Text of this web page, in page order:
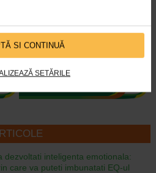
SI CONTINUĂ
SETĂRILE
6
Gatul larg al biberonului Adora
permite umplerea usoara a
acestuia, iar tetina cu valva…
dezvoltati inteligenta emotionala:
care va puteti imbunatati EQ-ul